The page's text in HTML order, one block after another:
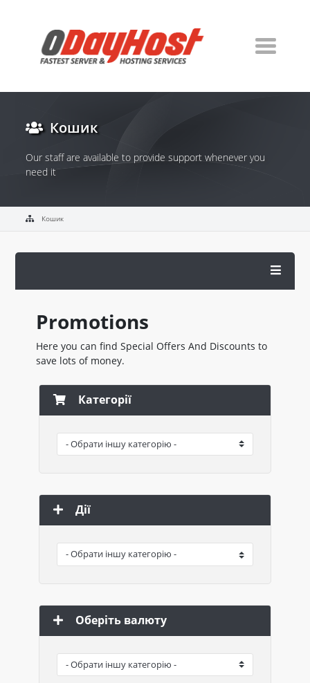
Кошик
Our staff are available to provide support whenever you
need it
Кошик
Promotions
Here you can find Special Offers And Discounts to
save lots of money.
Категорії
Дії
Оберіть валюту